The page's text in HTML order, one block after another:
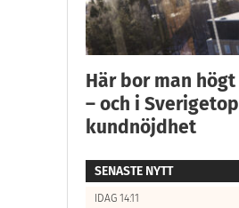
Här bor man
– och i
kundnöjdhet
SENASTE NYTT
IDAG 14:11